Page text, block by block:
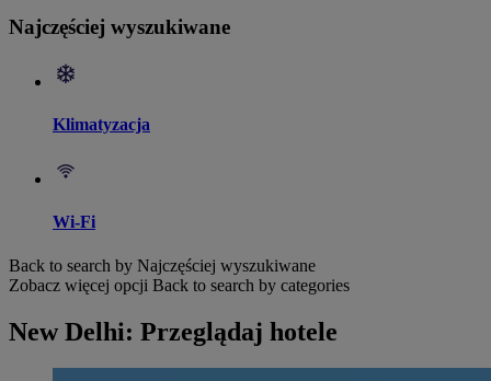
Najczęściej wyszukiwane
Klimatyzacja
Wi-Fi
Back to search by Najczęściej wyszukiwane
Zobacz więcej opcji Back to search by categories
New Delhi: Przeglądaj hotele